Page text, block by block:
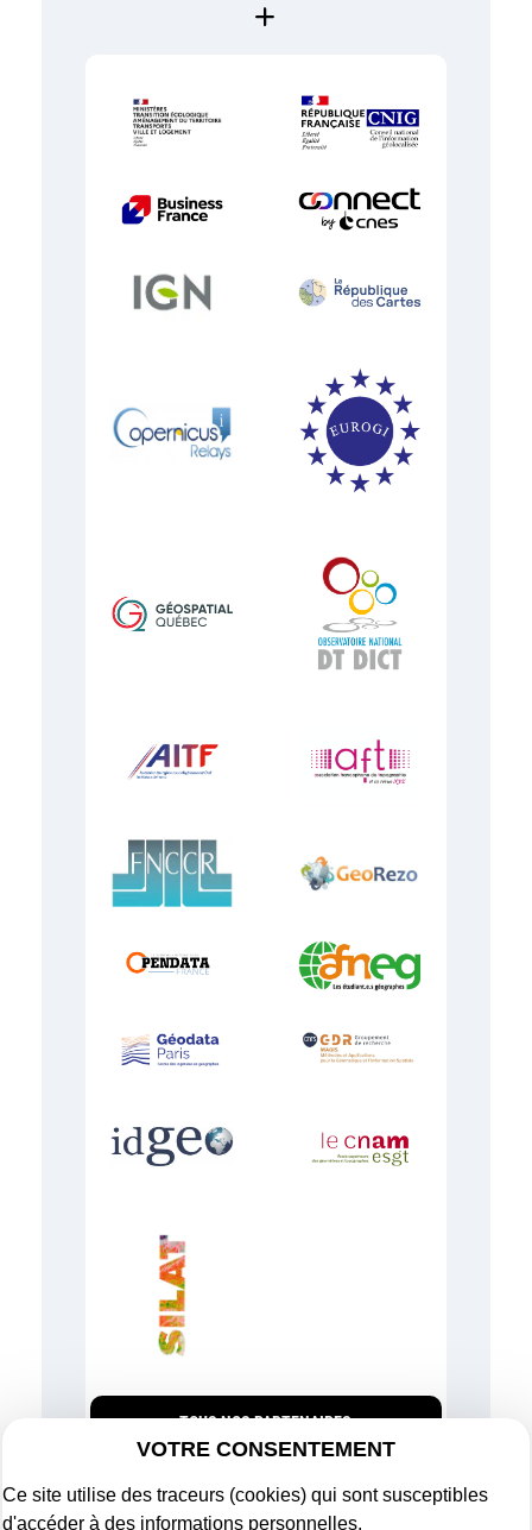
TOUS NOS PARTENAIRES
VOTRE CONSENTEMENT
Ce site utilise des traceurs (cookies) qui sont susceptibles
d'accéder à des informations personnelles.